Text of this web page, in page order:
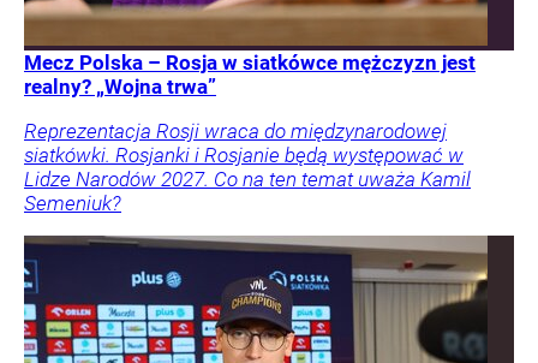
Mecz Polska – Rosja w siatkówce mężczyzn jest
realny? „Wojna trwa”
Reprezentacja Rosji wraca do międzynarodowej
siatkówki. Rosjanki i Rosjanie będą występować w
Lidze Narodów 2027. Co na ten temat uważa Kamil
Semeniuk?